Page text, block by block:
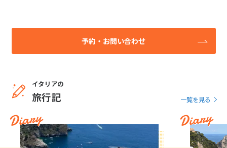
予約・お問い合わせ
イタリアの
旅行記 一覧を見る
Diary Diary